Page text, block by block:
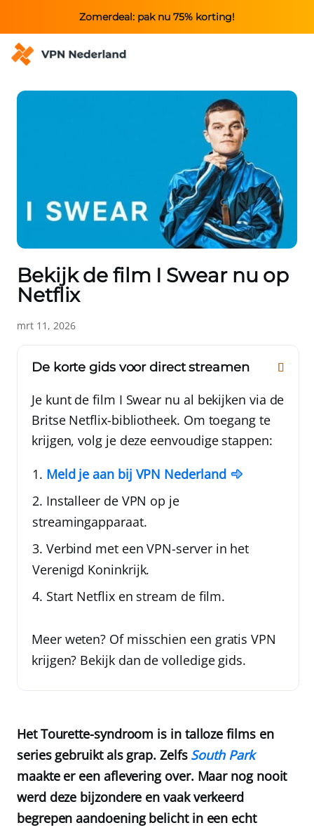
Zomerdeal: pak nu 75% korting!
Bekijk de film I Swear nu op
Netflix
mrt 11, 2026
De korte gids voor direct streamen
Je kunt de film I Swear nu al bekijken via de
Britse Netflix-bibliotheek. Om toegang te
krijgen, volg je deze eenvoudige stappen:
Meld je aan bij VPN Nederland
Installeer de VPN op je
streamingapparaat.
Verbind met een VPN-server in het
Verenigd Koninkrijk.
Start Netflix en stream de film.
Meer weten? Of misschien een gratis VPN
krijgen? Bekijk dan de volledige gids.
Het Tourette-syndroom is in talloze films en
series gebruikt als grap. Zelfs South Park
maakte er een aflevering over. Maar nog nooit
werd deze bijzondere en vaak verkeerd
begrepen aandoening belicht in een echt